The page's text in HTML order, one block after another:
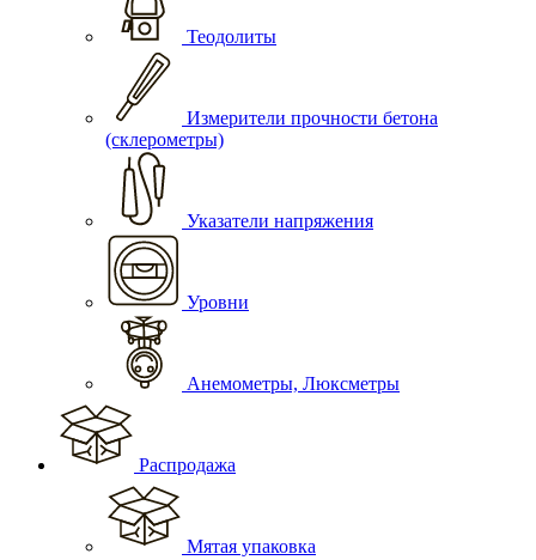
Теодолиты
Измерители прочности бетона
(склерометры)
Указатели напряжения
Уровни
Анемометры, Люксметры
Распродажа
Мятая упаковка